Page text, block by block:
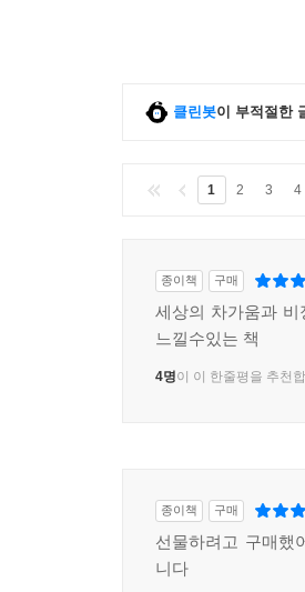
클린봇이 부적절한
1 2 3 4
종이책 구매
세상의 차가움과
느낄수있는 책
4명이 이 한줄평을 추천
종이책 구매
선물하려고 구매했
니다